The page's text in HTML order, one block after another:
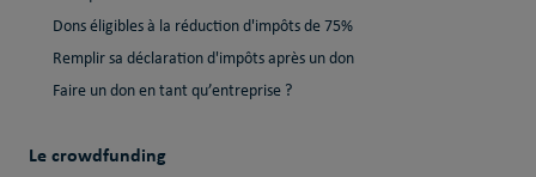
Dons éligibles à la réduction d'impôts de 75%
Remplir sa déclaration d'impôts après un don
Faire un don en tant qu’entreprise ?
Le crowdfunding